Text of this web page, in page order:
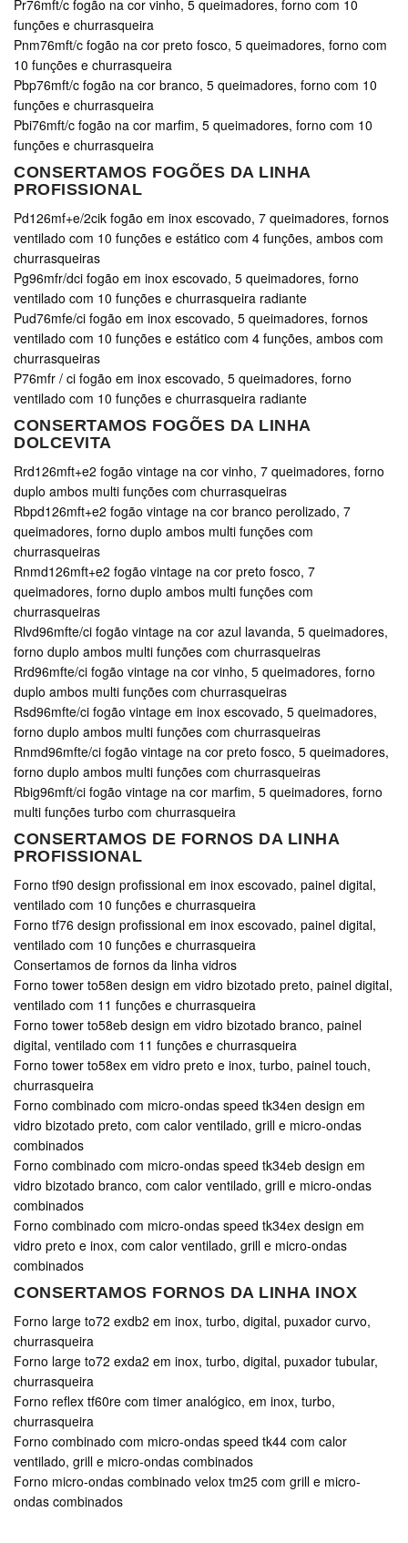
Pr76mft/c fogão na cor vinho, 5 queimadores, forno com 10
funções e churrasqueira
Pnm76mft/c fogão na cor preto fosco, 5 queimadores, forno com
10 funções e churrasqueira
Pbp76mft/c fogão na cor branco, 5 queimadores, forno com 10
funções e churrasqueira
Pbi76mft/c fogão na cor marfim, 5 queimadores, forno com 10
funções e churrasqueira
CONSERTAMOS FOGÕES DA LINHA
PROFISSIONAL
Pd126mf+e/2cik fogão em inox escovado, 7 queimadores, fornos
ventilado com 10 funções e estático com 4 funções, ambos com
churrasqueiras
Pg96mfr/dci fogão em inox escovado, 5 queimadores, forno
ventilado com 10 funções e churrasqueira radiante
Pud76mfe/ci fogão em inox escovado, 5 queimadores, fornos
ventilado com 10 funções e estático com 4 funções, ambos com
churrasqueiras
P76mfr / ci fogão em inox escovado, 5 queimadores, forno
ventilado com 10 funções e churrasqueira radiante
CONSERTAMOS FOGÕES DA LINHA
DOLCEVITA
Rrd126mft+e2 fogão vintage na cor vinho, 7 queimadores, forno
duplo ambos multi funções com churrasqueiras
Rbpd126mft+e2 fogão vintage na cor branco perolizado, 7
queimadores, forno duplo ambos multi funções com
churrasqueiras
Rnmd126mft+e2 fogão vintage na cor preto fosco, 7
queimadores, forno duplo ambos multi funções com
churrasqueiras
Rlvd96mfte/ci fogão vintage na cor azul lavanda, 5 queimadores,
forno duplo ambos multi funções com churrasqueiras
Rrd96mfte/ci fogão vintage na cor vinho, 5 queimadores, forno
duplo ambos multi funções com churrasqueiras
Rsd96mfte/ci fogão vintage em inox escovado, 5 queimadores,
forno duplo ambos multi funções com churrasqueiras
Rnmd96mfte/ci fogão vintage na cor preto fosco, 5 queimadores,
forno duplo ambos multi funções com churrasqueiras
Rbig96mft/ci fogão vintage na cor marfim, 5 queimadores, forno
multi funções turbo com churrasqueira
CONSERTAMOS DE FORNOS DA LINHA
PROFISSIONAL
Forno tf90 design profissional em inox escovado, painel digital,
ventilado com 10 funções e churrasqueira
Forno tf76 design profissional em inox escovado, painel digital,
ventilado com 10 funções e churrasqueira
Consertamos de fornos da linha vidros
Forno tower to58en design em vidro bizotado preto, painel digital,
ventilado com 11 funções e churrasqueira
Forno tower to58eb design em vidro bizotado branco, painel
digital, ventilado com 11 funções e churrasqueira
Forno tower to58ex em vidro preto e inox, turbo, painel touch,
churrasqueira
Forno combinado com micro-ondas speed tk34en design em
vidro bizotado preto, com calor ventilado, grill e micro-ondas
combinados
Forno combinado com micro-ondas speed tk34eb design em
vidro bizotado branco, com calor ventilado, grill e micro-ondas
combinados
Forno combinado com micro-ondas speed tk34ex design em
vidro preto e inox, com calor ventilado, grill e micro-ondas
combinados
CONSERTAMOS FORNOS DA LINHA INOX
Forno large to72 exdb2 em inox, turbo, digital, puxador curvo,
churrasqueira
Forno large to72 exda2 em inox, turbo, digital, puxador tubular,
churrasqueira
Forno reflex tf60re com timer analógico, em inox, turbo,
churrasqueira
Forno combinado com micro-ondas speed tk44 com calor
ventilado, grill e micro-ondas combinados
Forno micro-ondas combinado velox tm25 com grill e micro-
ondas combinados